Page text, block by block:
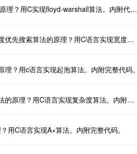
什么是floyd-warshall算法？详述其原理？用C实现floyd-warshall算法。内附代码。
什么是宽度优先搜索算法？详述宽度优先搜索算法的原理？用C语言实现宽度优先搜索算法。内附完整代码。
？用c语言实现起泡算法。内附完整代码。
什么是复杂度算法？详述复杂度算法的原理？用C语言实现复杂度算法。内附完整代码。
用C语言实现A×算法。内附完整代码。